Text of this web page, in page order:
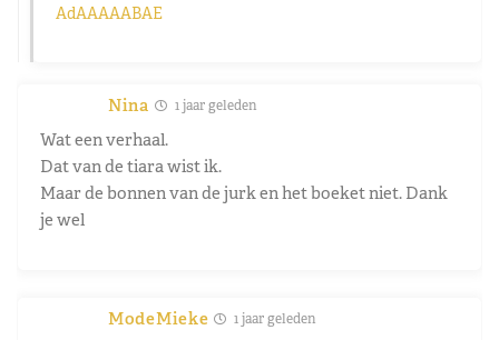
AdAAAAABAE
Nina 1 jaar geleden
Wat een verhaal.
Dat van de tiara wist ik.
Maar de bonnen van de jurk en het boeket niet. Dank
je wel
ModeMieke 1 jaar geleden